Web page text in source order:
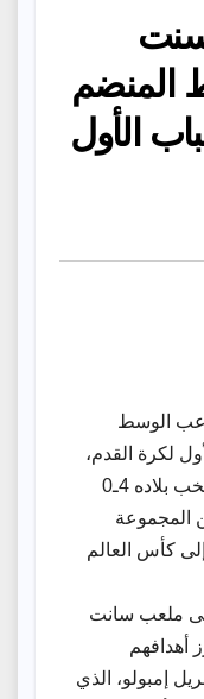
المنضم
الأول
الوسط
لكرة القدم،
على مقاعد الاحتياط خلال فوز منتخب بلاده 4ـ0
المجموعة
إلى كأس العالم
ملعب سانت
أهدافهم
إمبولو، الذي